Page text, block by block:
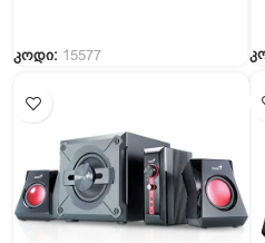
კოდი: 15577